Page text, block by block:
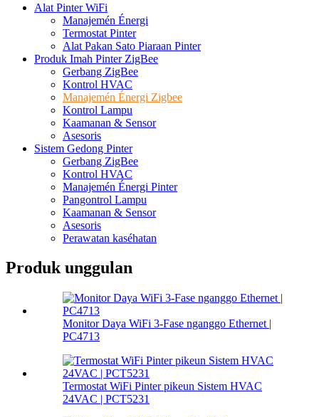
Alat Pinter WiFi
Manajemén Énergi
Termostat Pinter
Alat Pakan Sato Piaraan Pinter
Produk Imah Pinter ZigBee
Gerbang ZigBee
Kontrol HVAC
Manajemén Énergi Zigbee
Kontrol Lampu
Kaamanan & Sensor
Asesoris
Sistem Gedong Pinter
Gerbang ZigBee
Kontrol HVAC
Manajemén Énergi Pinter
Pangontrol Lampu
Kaamanan & Sensor
Asesoris
Perawatan kaséhatan
Produk unggulan
Monitor Daya WiFi 3-Fase nganggo Ethernet |
PC4713
Termostat WiFi Pinter pikeun Sistem HVAC
24VAC | PCT5231